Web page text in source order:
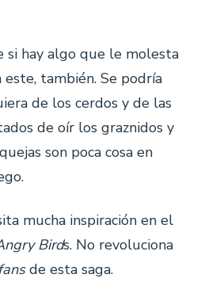
si hay algo que le molesta
también. Se podría
de los cerdos y de las
de oír los graznidos y
son poca cosa en
mucha inspiración en el
Birds. No revoluciona
fansde esta saga.